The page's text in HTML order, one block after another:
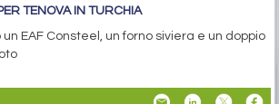
TENOVA IN TURCHIA
EAF Consteel, un forno siviera e un doppio